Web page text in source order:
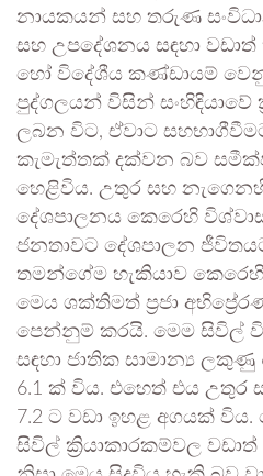
නායකයන් සහ තරුණ
සහ උපදේශනය සඳහා වඩාත්
හෝ විදේශීය කණ්ඩායම්
පුද්ගලයන් විසින් සංහිඳියාවේ
ලබන විට, ඒවාට
කැමැත්තක් දක්වන බව
හෙළිවිය. උතුර සහ
දේශපාලනය කෙරෙහි
ජනතාවට දේශපාලන
තමන්ගේම හැකියාව
මෙය ශක්තිමත් ප්‍රජා
පෙන්නුම් කරයි. මෙම සිවිල්
සඳහා ජාතික සාමාන්‍ය ලකුණු
6.1 ක් විය. එහෙත් එය උතුර
7.2 ට වඩා ඉහළ අගයක් විය.
සිවිල් ක්‍රියාකාරකම්වල